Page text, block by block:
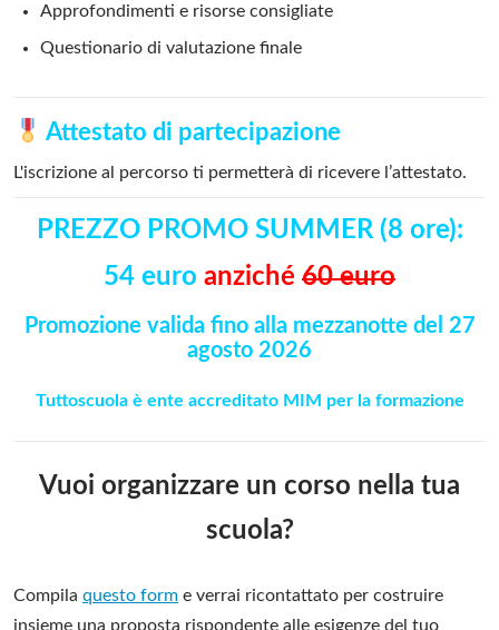
Approfondimenti e risorse consigliate
Questionario di valutazione finale
Attestato di partecipazione
L'iscrizione al percorso ti permetterà di ricevere l’attestato.
PREZZO PROMO SUMMER (8 ore):
54 euro anziché 60 euro
Promozione valida fino alla mezzanotte del 27
agosto 2026
Tuttoscuola è ente accreditato MIM per la formazione
Vuoi organizzare un corso nella tua
scuola?
Compila questo form e verrai ricontattato per costruire
insieme una proposta rispondente alle esigenze del tuo